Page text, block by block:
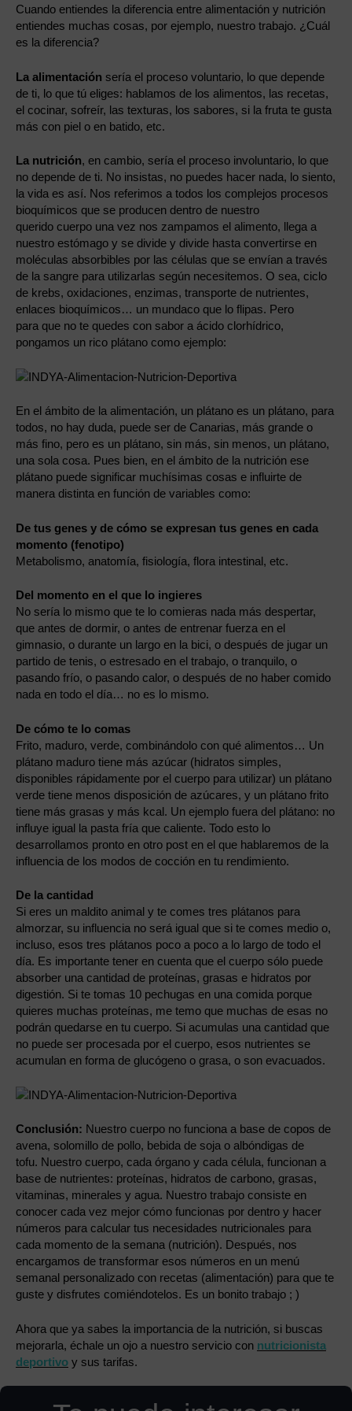
Cuando entiendes la diferencia entre alimentación y nutrición
entiendes muchas cosas, por ejemplo, nuestro trabajo. ¿Cuál
es la diferencia?
La alimentación sería el proceso voluntario, lo que depende
de ti, lo que tú eliges: hablamos de los alimentos, las recetas,
el cocinar, sofreír, las texturas, los sabores, si la fruta te gusta
más con piel o en batido, etc.
La nutrición, en cambio, sería el proceso involuntario, lo que
no depende de ti. No insistas, no puedes hacer nada, lo siento,
la vida es así. Nos referimos a todos los complejos procesos
bioquímicos que se producen dentro de nuestro
querido cuerpo una vez nos zampamos el alimento, llega a
nuestro estómago y se divide y divide hasta convertirse en
moléculas absorbibles por las células que se envían a través
de la sangre para utilizarlas según necesitemos. O sea, ciclo
de krebs, oxidaciones, enzimas, transporte de nutrientes,
enlaces bioquímicos… un mundaco que lo flipas. Pero
para que no te quedes con sabor a ácido clorhídrico,
pongamos un rico plátano como ejemplo:
En el ámbito de la alimentación, un plátano es un plátano, para
todos, no hay duda, puede ser de Canarias, más grande o
más fino, pero es un plátano, sin más, sin menos, un plátano,
una sola cosa. Pues bien, en el ámbito de la nutrición ese
plátano puede significar muchísimas cosas e influirte de
manera distinta en función de variables como:
De tus genes y de cómo se expresan tus genes en cada
momento (fenotipo)
Metabolismo, anatomía, fisiología, flora intestinal, etc.
Del momento en el que lo ingieres
No sería lo mismo que te lo comieras nada más despertar,
que antes de dormir, o antes de entrenar fuerza en el
gimnasio, o durante un largo en la bici, o después de jugar un
partido de tenis, o estresado en el trabajo, o tranquilo, o
pasando frío, o pasando calor, o después de no haber comido
nada en todo el día… no es lo mismo.
De cómo te lo comas
Frito, maduro, verde, combinándolo con qué alimentos… Un
plátano maduro tiene más azúcar (hidratos simples,
disponibles rápidamente por el cuerpo para utilizar) un plátano
verde tiene menos disposición de azúcares, y un plátano frito
tiene más grasas y más kcal. Un ejemplo fuera del plátano: no
influye igual la pasta fría que caliente. Todo esto lo
desarrollamos pronto en otro post en el que hablaremos de la
influencia de los modos de cocción en tu rendimiento.
De la cantidad
Si eres un maldito animal y te comes tres plátanos para
almorzar, su influencia no será igual que si te comes medio o,
incluso, esos tres plátanos poco a poco a lo largo de todo el
día. Es importante tener en cuenta que el cuerpo sólo puede
absorber una cantidad de proteínas, grasas e hidratos por
digestión. Si te tomas 10 pechugas en una comida porque
quieres muchas proteínas, me temo que muchas de esas no
podrán quedarse en tu cuerpo. Si acumulas una cantidad que
no puede ser procesada por el cuerpo, esos nutrientes se
acumulan en forma de glucógeno o grasa, o son evacuados.
Conclusión: Nuestro cuerpo no funciona a base de copos de
avena, solomillo de pollo, bebida de soja o albóndigas de
tofu. Nuestro cuerpo, cada órgano y cada célula, funcionan a
base de nutrientes: proteínas, hidratos de carbono, grasas,
vitaminas, minerales y agua. Nuestro trabajo consiste en
conocer cada vez mejor cómo funcionas por dentro y hacer
números para calcular tus necesidades nutricionales para
cada momento de la semana (nutrición). Después, nos
encargamos de transformar esos números en un menú
semanal personalizado con recetas (alimentación) para que te
guste y disfrutes comiéndotelos. Es un bonito trabajo ; )
Ahora que ya sabes la importancia de la nutrición, si buscas
mejorarla, échale un ojo a nuestro servicio con nutricionista
deportivo y sus tarifas.